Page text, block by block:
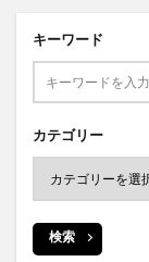
キーワード
カテゴリー
検索